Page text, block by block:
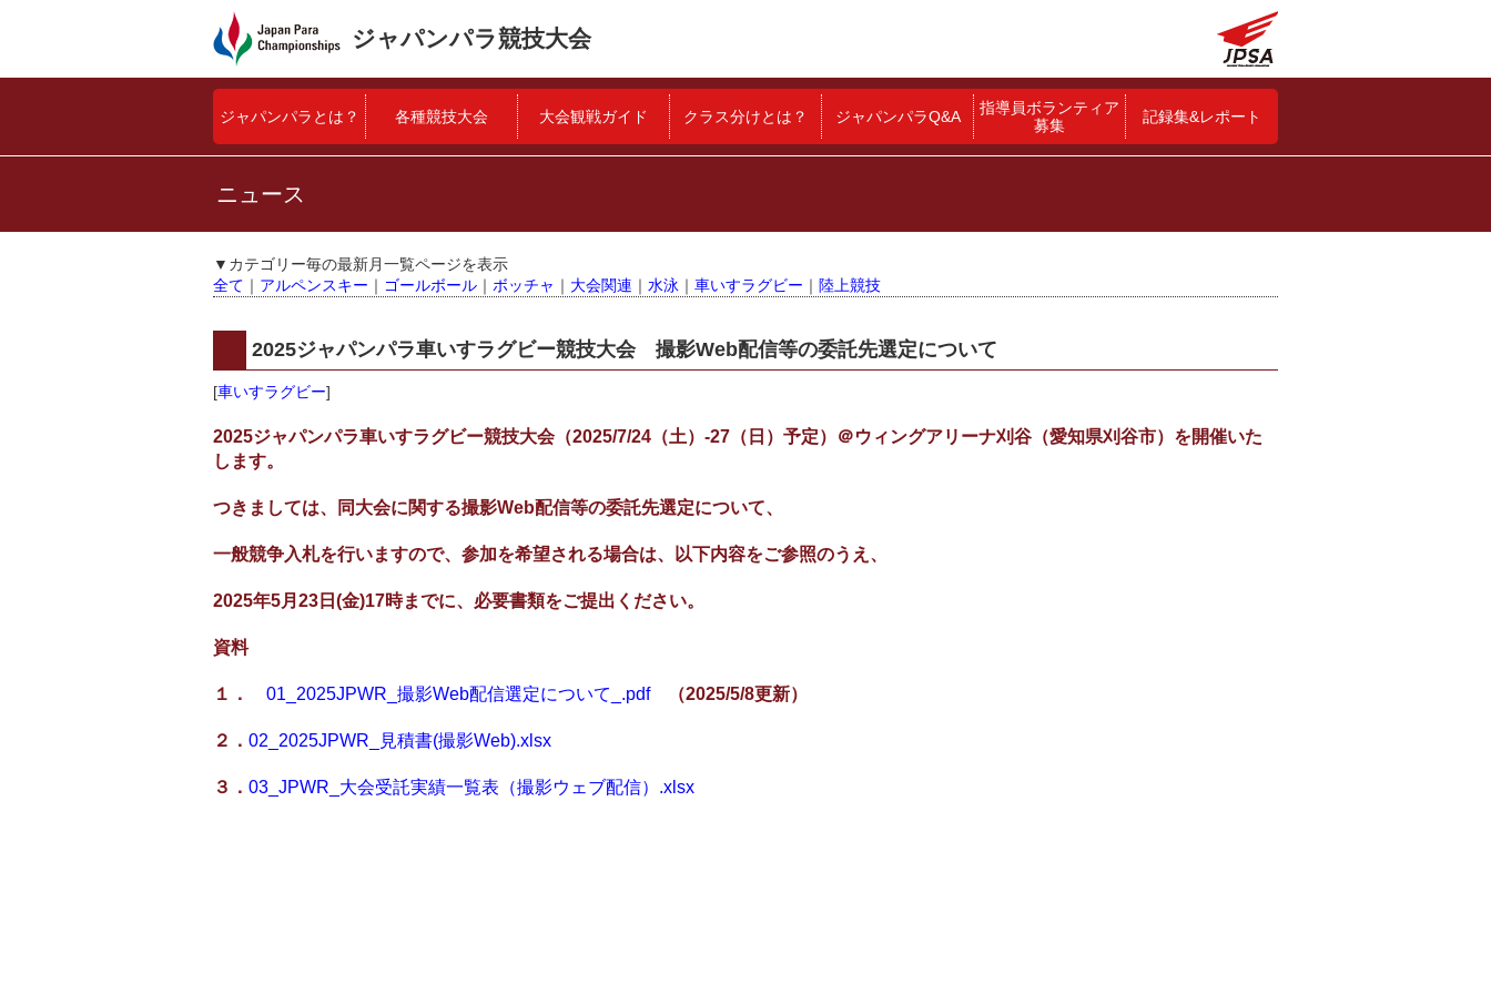
ジャパンパラ競技大会
ジャパンパラとは？ 各種競技大会 大会観戦ガイド クラス分けとは？ ジャパンパラQ&A
指導員ボランティア
募集
記録集&レポート
ニュース
▼カテゴリー毎の最新月一覧ページを表示
全て ｜ アルペンスキー ｜ ゴールボール ｜ ボッチャ ｜ 大会関連 ｜ 水泳 ｜ 車いすラグビー ｜ 陸上競技
2025ジャパンパラ車いすラグビー競技大会 撮影Web配信等の委託先選定について
[車いすラグビー]
2025ジャパンパラ車いすラグビー競技大会（2025/7/24（土）-27（日）予定）＠ウィングアリーナ刈谷（愛知県刈谷市）を開催いた
します。
つきましては、同大会に関する撮影Web配信等の委託先選定について、
一般競争入札を行いますので、参加を希望される場合は、以下内容をご参照のうえ、
2025年5月23日(金)17時までに、必要書類をご提出ください。
資料
１． 01_2025JPWR_撮影Web配信選定について_.pdf（2025/5/8更新）
２． 02_2025JPWR_見積書(撮影Web).xlsx
３． 03_JPWR_大会受託実績一覧表（撮影ウェブ配信）.xlsx